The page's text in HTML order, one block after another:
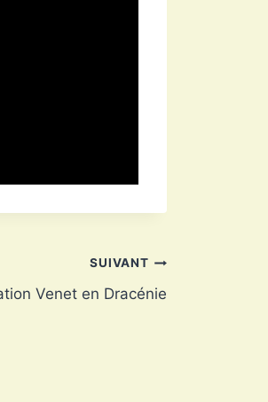
SUIVANT
Venet en Dracénie